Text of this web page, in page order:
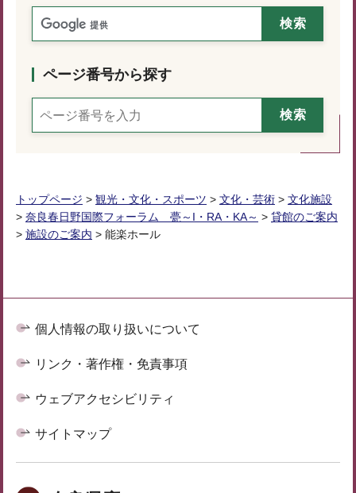
ページ番号から探す
トップページ > 観光・文化・スポーツ > 文化・芸術 > 文化施設
> 奈良春日野国際フォーラム 甍～I・RA・KA～ > 貸館のご案内
> 施設のご案内 > 能楽ホール
個人情報の取り扱いについて
リンク・著作権・免責事項
ウェブアクセシビリティ
サイトマップ